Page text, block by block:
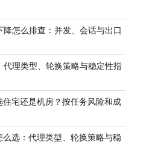
降怎么排查：并发、会话与出口
代理类型、轮换策略与稳定性指
宅还是机房？按任务风险和成
选：代理类型、轮换策略与稳